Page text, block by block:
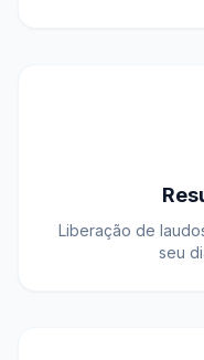
Liberação de
seu